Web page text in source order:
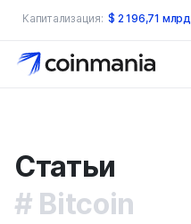
Капитализация: $ 2 196,71 млрд
Статьи
Bitcoin